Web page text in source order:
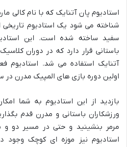
استادیوم پان آتنایک که با نام کالی
شناخته می شود یک استادیوم
سفید ساخته شده است. این
باستانی قرار دارد که در دوران
آتنایک استفاده می شد. استادیوم
اولین دوره بازی های المپیک مدرن در سال ۱۸۹۶
بازدید از این استادیوم به شما
ورزشکاران باستانی و مدرن قدم
مرمر بنشینید و حتی در مسیر دو و
استادیوم نیز موزه ای کوچک وجود